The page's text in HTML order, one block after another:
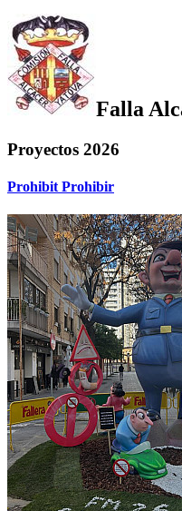
Falla
Proyectos 2026
Prohibit Prohibir